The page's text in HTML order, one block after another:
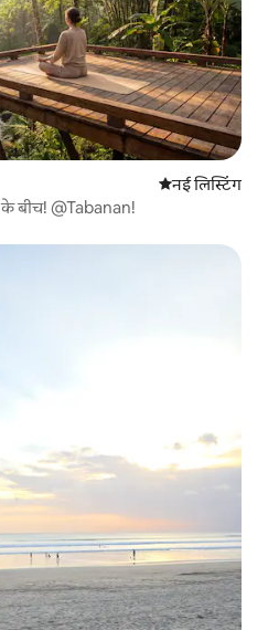
ठहरने की नई
नई लिस्टिंग
बीच! @Tabanan!